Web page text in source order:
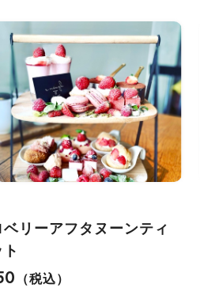
ベリーアフタヌーンティ
（税込）